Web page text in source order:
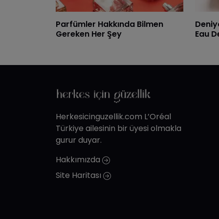
Parfümler Hakkında Bilmen
Gereken Her Şey
Eau
Herkesicinguzellik.com L’Oréal
Türkiye ailesinin bir üyesi olmakla
gurur duyar.
Hakkımızda
Site Haritası